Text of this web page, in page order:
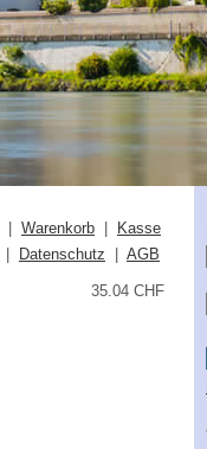
Warenkorb
Kasse
Datenschutz AGB
35.04 CHF